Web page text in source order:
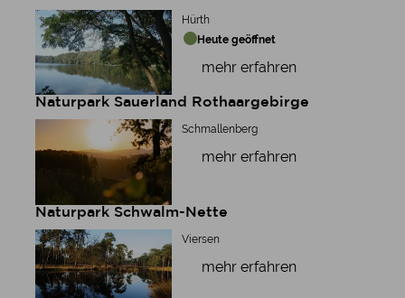
Hürth
Heute geöffnet
mehr erfahren
Naturpark Sauerland Rothaargebirge
Schmallenberg
mehr erfahren
Naturpark Schwalm-Nette
Viersen
mehr erfahren